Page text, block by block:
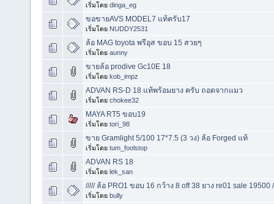
เริ่มโดย dinga_eg
ขอขายAVS MODEL7 แท้ครับ17
เริ่มโดย NUDDY2531
ล้อ MAG toyota พรีอุส ขอบ 15 สวยๆ
เริ่มโดย aunny
ขายล้อ prodive Gc10E 18
เริ่มโดย kob_impz
ADVAN RS-D 18 แท้พร้อมยาง ครับ ถอดจากแมว
เริ่มโดย chokee32
MAYA RT5 ขอบ19
เริ่มโดย tori_98
ขาย Gramlight 5/100 17*7.5 (3 วง) ล้อ Forged แท้
เริ่มโดย tum_foolstop
ADVAN RS 18
เริ่มโดย lek_san
///// ล้อ PRO1 ขอบ 16 กว้าง 8 off 38 ยาง re01 sale 19500
เริ่มโดย bully